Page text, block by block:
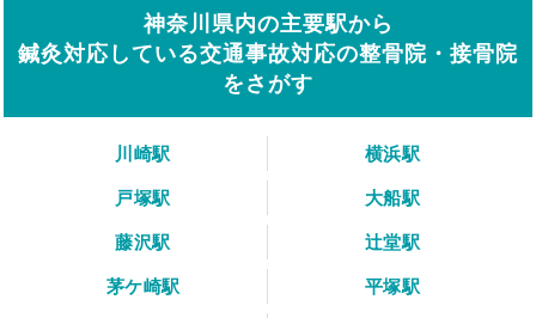
神奈川県内の主要駅から
鍼灸対応している交通事故対応の整骨院・接骨院
をさがす
川崎駅
横浜駅
戸塚駅
大船駅
藤沢駅
辻堂駅
茅ケ崎駅
平塚駅